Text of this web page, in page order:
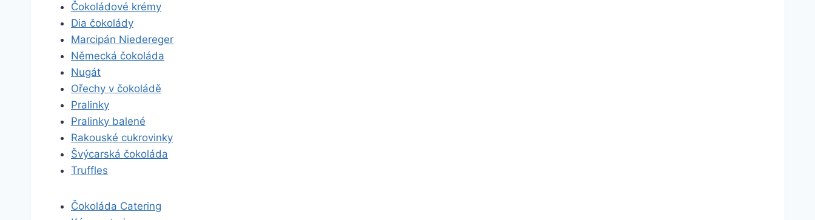
Čokoládové krémy
Dia čokolády
Marcipán Niedereger
Německá čokoláda
Nugát
Ořechy v čokoládě
Pralinky
Pralinky balené
Rakouské cukrovinky
Švýcarská čokoláda
Truffles
Čokoláda Catering